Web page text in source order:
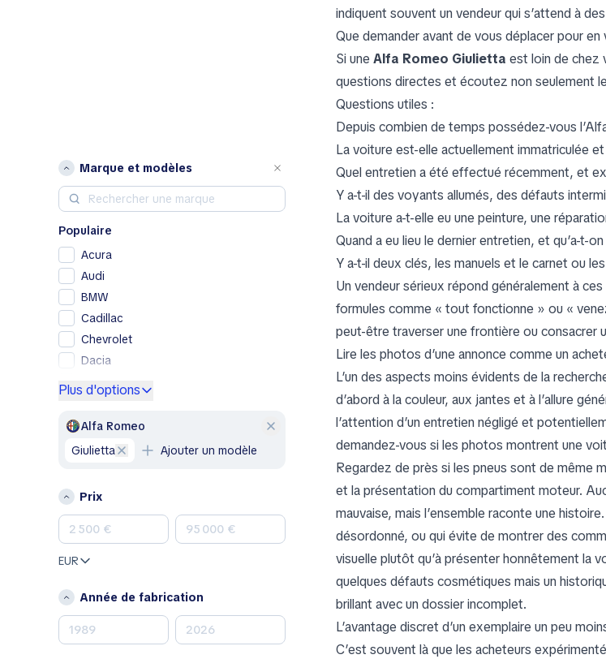
Marque et modèles
Populaire
Acura
Audi
BMW
Cadillac
Chevrolet
Dacia
GMC
Honda
Land Rover
Mercedes-Benz
MINI
Nissan
Plus d'options
Alfa Romeo
Giulietta
Ajouter un modèle
Prix
EUR
Année de fabrication
indiquent souvent un vendeur qui s’attend à
Que demander avant de vous déplacer pour en
Si une Alfa Romeo Giulietta est loin de chez
questions directes et écoutez non seulement
Questions utiles :
Depuis combien de temps possédez-vous
La voiture est-elle actuellement immatriculée
Quel entretien a été effectué récemment, et
Y a-t-il des voyants allumés, des défauts
La voiture a-t-elle eu une peinture, une
Quand a eu lieu le dernier entretien, et qu’a-t-
Y a-t-il deux clés, les manuels et le carnet ou
Un vendeur sérieux répond généralement à
formules comme « tout fonctionne » ou «
peut-être traverser une frontière ou consacrer
Lire les photos d’une annonce comme un
L’un des aspects moins évidents de la
d’abord à la couleur, aux jantes et à l’allure
l’attention d’un entretien négligé et
demandez-vous si les photos montrent une
Regardez de près si les pneus sont de même
et la présentation du compartiment moteur.
mauvaise, mais l’ensemble raconte une
désordonné, ou qui évite de montrer des
visuelle plutôt qu’à présenter honnêtement la
quelques défauts cosmétiques mais un
brillant avec un dossier incomplet.
L’avantage discret d’un exemplaire un peu
C’est souvent là que les acheteurs